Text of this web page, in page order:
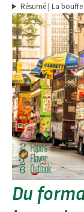
Résumé | La
Du